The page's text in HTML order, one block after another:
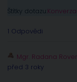
Štítky dotazu:
1 Odpovědi
Mgr. Radana
před 3 roky